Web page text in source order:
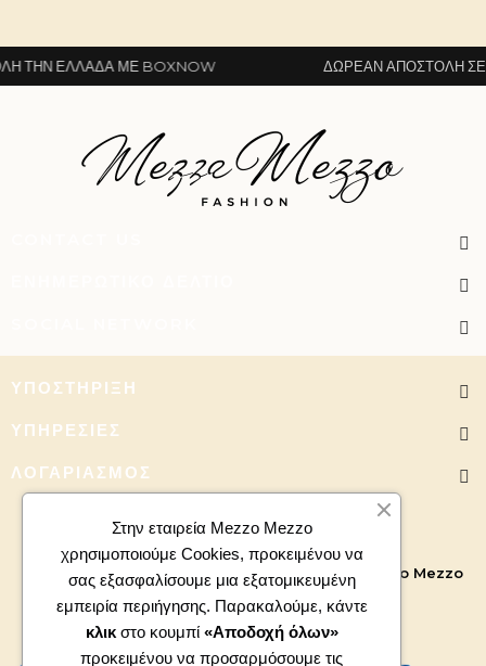
ΕΛΛΆΔΑ ΜΕ BOXNOW ΔΩΡΕΆΝ ΑΠΟΣΤΟΛΉ ΣΕ
ΥΠΟΣΤΉΡΙΞΗ
ΥΠΗΡΕΣΊΕΣ
ΛΟΓΑΡΙΑΣΜΌΣ
Copyright 2026 - All right reserved. Powered by Mezzo Mezzo
Στην εταιρεία Mezzo Mezzo
χρησιμοποιούμε Cookies, προκειμένου να
σας εξασφαλίσουμε μια εξατομικευμένη
εμπειρία περιήγησης. Παρακαλούμε, κάντε
κλικ στο κουμπί «Αποδοχή όλων»
προκειμένου να προσαρμόσουμε τις